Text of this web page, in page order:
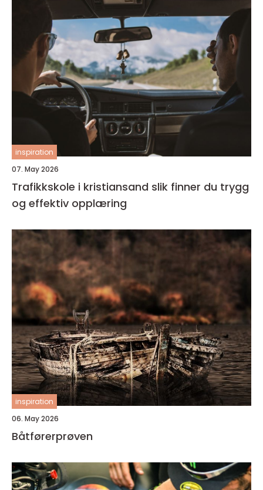
inspiration
07. May 2026
Trafikkskole i kristiansand slik finner du trygg
og effektiv opplæring
inspiration
06. May 2026
Båtførerprøven